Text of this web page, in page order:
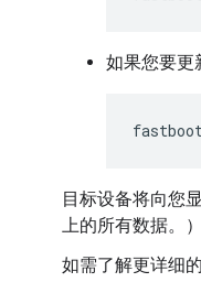
如果您要更
目标设备将向您
上的所有数据。）
如需了解更详细